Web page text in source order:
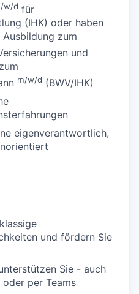
w/d für
(IHK) oder haben
zum
und
m/w/d (BWV/IHK)
eigenverantwortlich,
und fördern Sie
Sie - auch
per Teams